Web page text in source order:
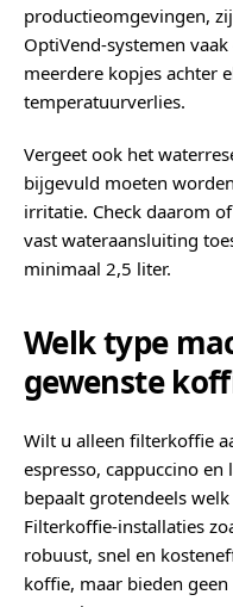
productieomgevingen,
OptiVend-systemen
meerdere kopjes achter
temperatuurverlies.
Vergeet ook het
bijgevuld moeten
irritatie. Check daarom
vast wateraansluiting
minimaal 2,5 liter.
Welk type
gewenste
Wilt u alleen filterkoffie
espresso, cappuccino en
bepaalt grotendeels
Filterkoffie-installaties
robuust, snel en
koffie, maar bieden